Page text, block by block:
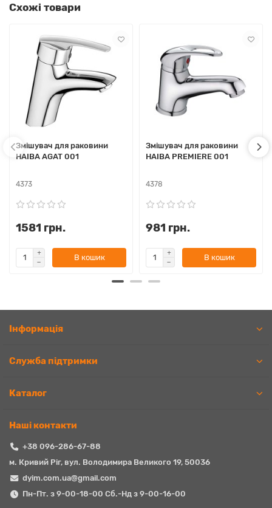
Схожі товари
Змішувач для раковини
HAIBA AGAT 001
4373
1581 грн.
В кошик
Змішувач для раковини
HAIBA PREMIERE 001
4378
981 грн.
В кошик
Iнформація
Служба підтримки
Каталог
Наші контакти
+38 096-286-67-88
м. Кривий Ріг, вул. Володимира Великого 19, 50036
dyim.com.ua@gmail.com
Пн-Пт. з 9-00-18-00 Сб.-Нд з 9-00-16-00